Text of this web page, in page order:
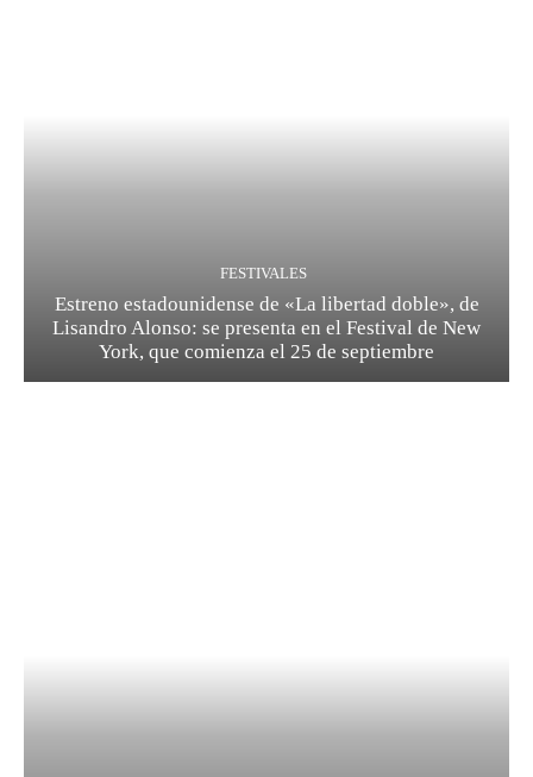
FESTIVALES
Estreno estadounidense de «La libertad doble», de
Lisandro Alonso: se presenta en el Festival de New
York, que comienza el 25 de septiembre